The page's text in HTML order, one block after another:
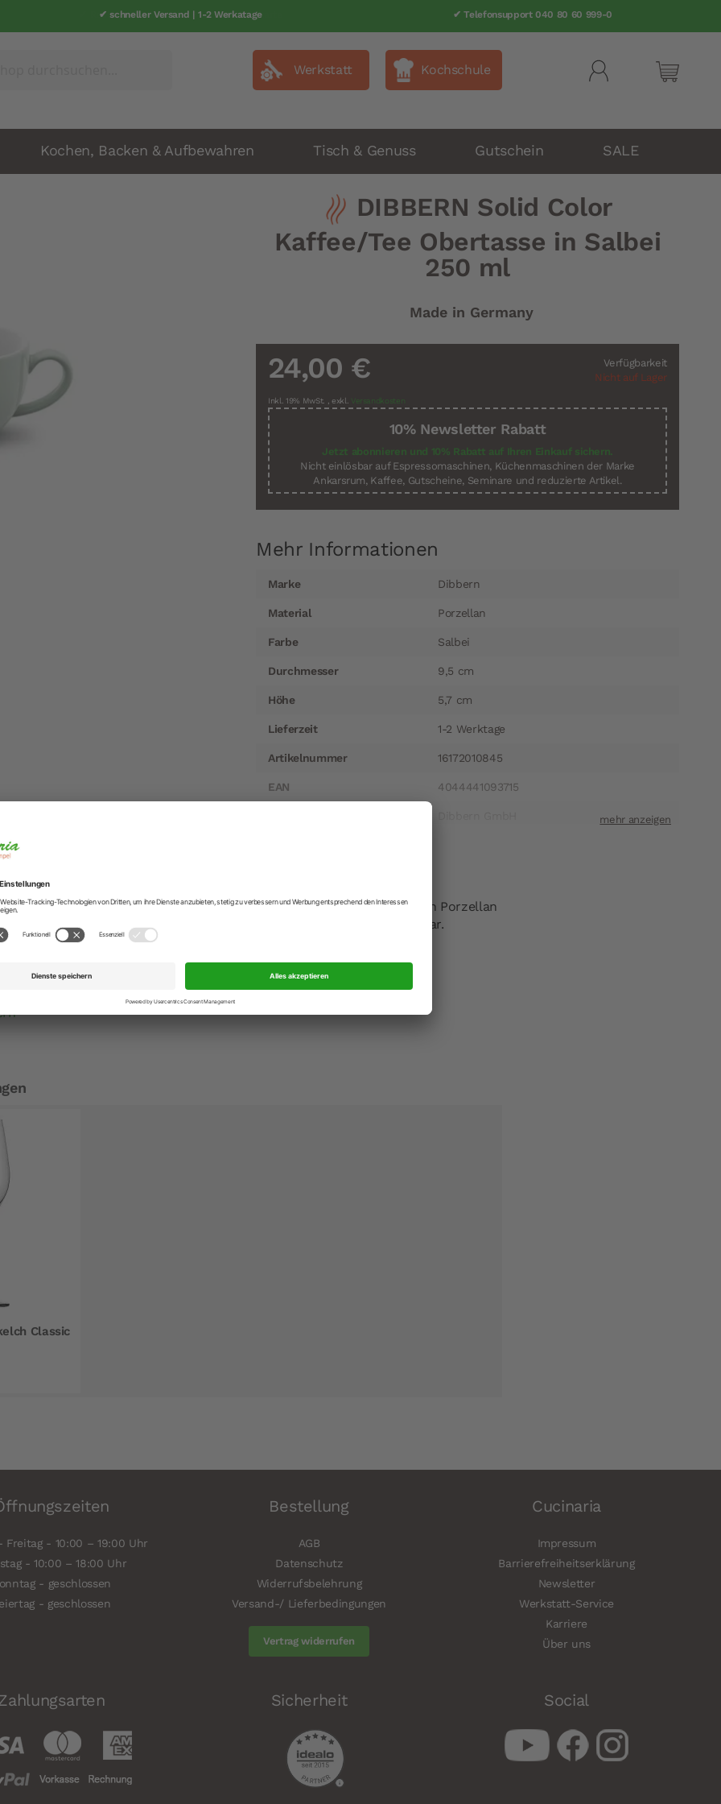
✔ schneller Versand | 1-2 Werkatage ✔ Telefonsupport 040 80 60 999-0
Mein
Werkstatt Kochschule
Kochen, Backen & Aufbewahren Tisch & Genuss Gutschein SALE
DIBBERN Solid Color
Kaffee/Tee Obertasse in Salbei
250 ml
Made in Germany
Verfügbarkeit
Nicht auf Lager
24,00 €
Inkl. 19% MwSt. , exkl. Versandkosten
10% Newsletter Rabatt
Jetzt abonnieren und 10% Rabatt auf Ihren Einkauf sichern.
Nicht einlösbar auf Espressomaschinen, Küchenmaschinen der Marke
Ankarsrum, Kaffee, Gutscheine, Seminare und reduzierte Artikel.
Mehr Informationen
Informationen
Marke Dibbern
Material Porzellan
Farbe Salbei
Durchmesser 9,5 cm
Höhe 5,7 cm
Lieferzeit 1-2 Werktage
Artikelnummer 16172010845
EAN 4044441093715
Kaffee/Tee Obertasse in Salbei 250 ml
oder Tee zwischendurch: Die Solid Color Kaffeetasse aus Dibbern Porzellan
und ist sowohl für das Büro als auch die eigene Küche verwendbar.
Classic
Freitag - 10:00 – 19:00 Uhr
- 10:00 – 18:00 Uhr
- geschlossen
- geschlossen
Bestellung
AGB
Datenschutz
Widerrufsbelehrung
Versand-/ Lieferbedingungen
Vertrag widerrufen
Cucinaria
Impressum
Barrierefreiheitserklärung
Newsletter
Werkstatt-Service
Karriere
Über uns
Sicherheit Social